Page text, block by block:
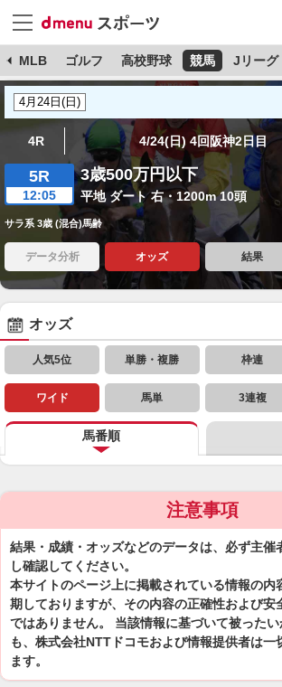
MLB ゴルフ 高校野球 競馬 Jリーグ
4R 4/24(日) 4回阪神2日目
5R
12:05
3歳500万円以下
平地 ダート 右・1200m 10頭
サラ系 3歳 (混合)馬齢
データ分析 オッズ 結果
オッズ
人気5位 単勝・複勝 枠連
ワイド 馬単 3連複
馬番順
注意事項
結果・成績・オッズなどのデータは、必ず主催
し確認してください。
本サイトのページ上に掲載されている情報の内
期しておりますが、その内容の正確性および安
ではありません。 当該情報に基づいて被った
も、株式会社NTTドコモおよび情報提供者は一
ます。